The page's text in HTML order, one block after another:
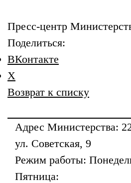
Пресс-центр
Поделиться:
ВКонтакте
X
Возврат к списку
Адрес Министерства:
ул. Советская, 9
Режим работы:
Пятница: